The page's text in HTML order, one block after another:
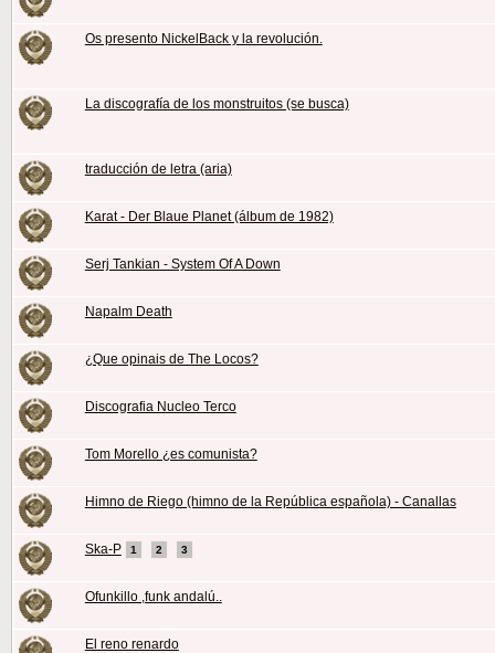
Os presento NickelBack y la revolución.
La discografía de los monstruitos (se busca)
traducción de letra (aria)
Karat - Der Blaue Planet (álbum de 1982)
Serj Tankian - System Of A Down
Napalm Death
¿Que opinais de The Locos?
Discografia Nucleo Terco
Tom Morello ¿es comunista?
Himno de Riego (himno de la República española) - Canallas
Ska-P 1 2 3
Ofunkillo ,funk andalú..
El reno renardo